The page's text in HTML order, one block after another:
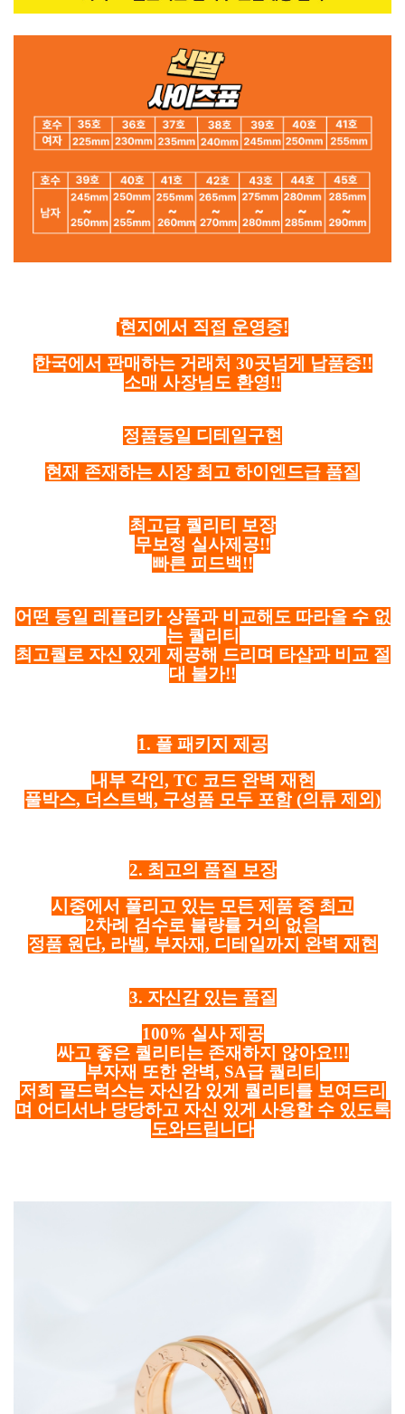
현지에서 직접 운영중!
한국에서 판매하는 거래처 30곳넘게 납품중!!
소매 사장님도 환영!!
정품동일 디테일구현
현재 존재하는 시장 최고 하이엔드급 품질
최고급 퀄리티 보장
무보정 실사제공!!
빠른 피드백!!
어떤 동일 레플리카 상품과 비교해도 따라올 수 없
는 퀄리티
최고퀄로 자신 있게 제공해 드리며 타샵과 비교 절
대 불가!!
1. 풀 패키지 제공
내부 각인, TC 코드 완벽 재현
풀박스, 더스트백, 구성품 모두 포함 (의류 제외)
2. 최고의 품질 보장
시중에서 풀리고 있는 모든 제품 중 최고
2차례 검수로 불량률 거의 없음
정품 원단, 라벨, 부자재, 디테일까지 완벽 재현
3. 자신감 있는 품질
100% 실사 제공
싸고 좋은 퀄리티는 존재하지 않아요!!!
부자재 또한 완벽, SA급 퀄리티
저희 골드럭스는 자신감 있게 퀄리티를 보여드리
며 어디서나 당당하고 자신 있게 사용할 수 있도록
도와드립니다